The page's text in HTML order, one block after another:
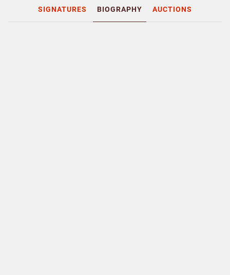
SIGNATURES BIOGRAPHY AUCTIONS